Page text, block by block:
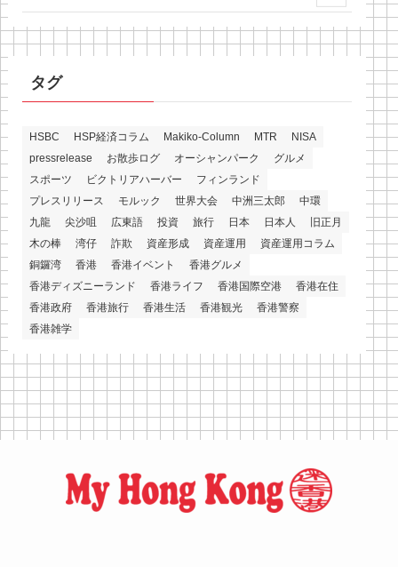
タグ
HSBC HSP経済コラム Makiko-Column MTR
NISA
pressrelease
お散歩ログ オーシャンパーク
グルメ
スポーツ
ビクトリアハーバー
フィンランド
プレスリリース
モルック 世界大会 中洲三太郎
中環
九龍
尖沙咀 広東語 投資 旅行 日本 日本人
旧正月
木の棒
湾仔 詐欺 資産形成 資産運用
資産運用コラム
銅鑼湾
香港 香港イベント
香港グルメ
香港ディズニーランド
香港ライフ 香港国際空港
香港在住
香港政府
香港旅行 香港生活 香港観光
香港警察
香港雑学